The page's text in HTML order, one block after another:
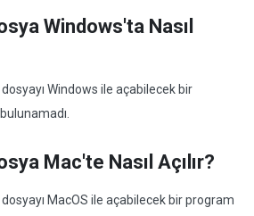
Windows'ta Nasıl
dosyayı Windows ile açabilecek bir
Mac'te Nasıl Açılır?
dosyayı MacOS ile açabilecek bir program